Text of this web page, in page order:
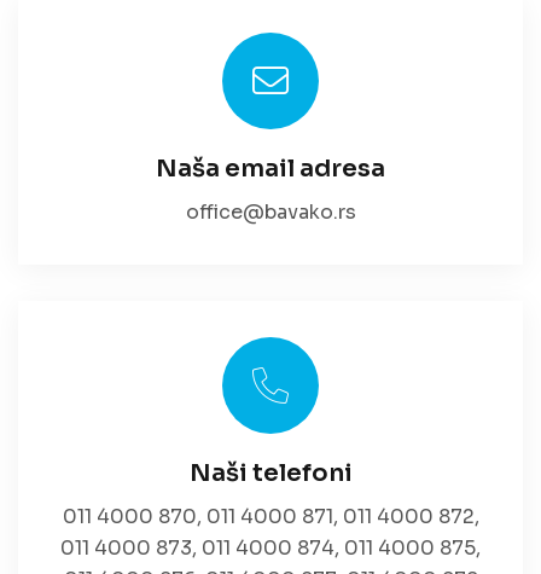
Naša email adresa
office@bavako.rs
Naši telefoni
011 4000 870, 011 4000 871, 011 4000 872,
011 4000 873, 011 4000 874, 011 4000 875,